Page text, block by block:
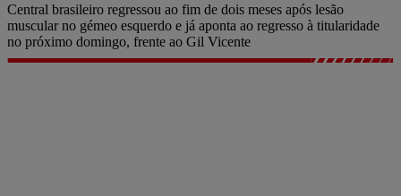
Central brasileiro regressou ao fim de dois meses após lesão
muscular no gémeo esquerdo e já aponta ao regresso à titularidade
no próximo domingo, frente ao Gil Vicente